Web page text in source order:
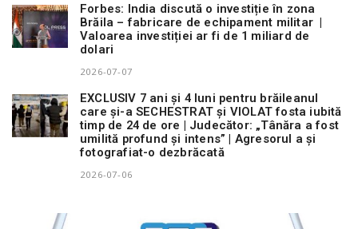
Forbes: India discută o investiție în zona
Brăila – fabricare de echipament militar |
Valoarea investiției ar fi de 1 miliard de
dolari
2026-07-07
EXCLUSIV 7 ani și 4 luni pentru brăileanul
care și-a SECHESTRAT și VIOLAT fosta iubită
timp de 24 de ore | Judecător: „Tânăra a fost
umilită profund și intens” | Agresorul a și
fotografiat-o dezbrăcată
2026-07-06